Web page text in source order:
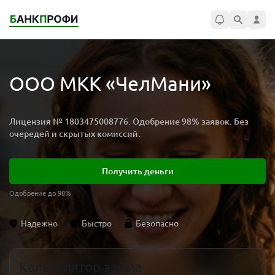
ООО МКК «ЧелМани»
Лицензия № 1803475008776. Одобрение 98% заявок. Без
очередей и скрытых комиссий.
Получить деньги
Одобрение до 98%
Надежно Быстро Безопасно
Калькулятор займа